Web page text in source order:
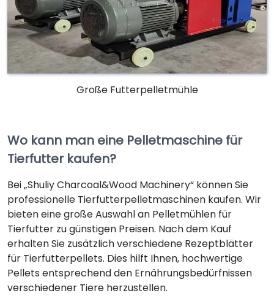
Große Futterpelletmühle
Wo kann man eine Pelletmaschine für
Tierfutter kaufen?
Bei „Shuliy Charcoal&Wood Machinery“ können Sie
professionelle Tierfutterpelletmaschinen kaufen. Wir
bieten eine große Auswahl an Pelletmühlen für
Tierfutter zu günstigen Preisen. Nach dem Kauf
erhalten Sie zusätzlich verschiedene Rezeptblätter
für Tierfutterpellets. Dies hilft Ihnen, hochwertige
Pellets entsprechend den Ernährungsbedürfnissen
verschiedener Tiere herzustellen.